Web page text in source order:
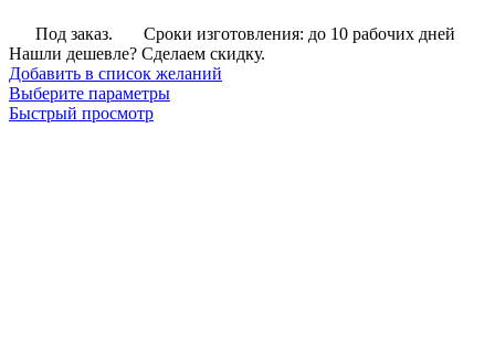
Под заказ.
Сроки изготовления: до 10 рабочих дней
Нашли дешевле? Сделаем скидку.
Добавить в список желаний
Выберите параметрыЭтот
Быстрый просмотр